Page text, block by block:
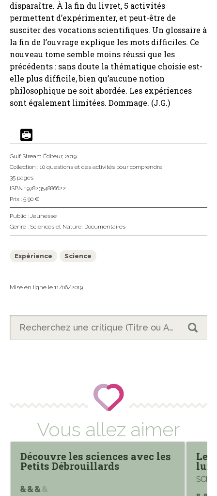
disparaître. À la fin du livret, 5 activités
permettent d’expérimenter, et peut-être de
susciter des vocations scientifiques. Un glossaire à
la fin de l’ouvrage explique les mots difficiles. Ce
nouveau tome semble moins réussi que les
précédents : sans doute la thématique choisie est-
elle plus difficile, bien qu’aucune notion
philosophique ne soit abordée. Les expériences
sont également limitées. Dommage. (J.G.)
Gulf Stream Éditeur, 2019
Collection : 10 questions et des activités pour comprendre
35 pages
ISBN : 9782354886622
Prix : 5,90 €
Public : Jeunesse
Genre : Sciences et Nature, Documentaires
Expérience Science
Mise en ligne le 11/06/2019
Vous allez aimer
Découvre les sciences avec les
Petits Débrouillards
Le